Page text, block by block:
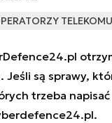
Jeśli są sprawy,
trzeba
.